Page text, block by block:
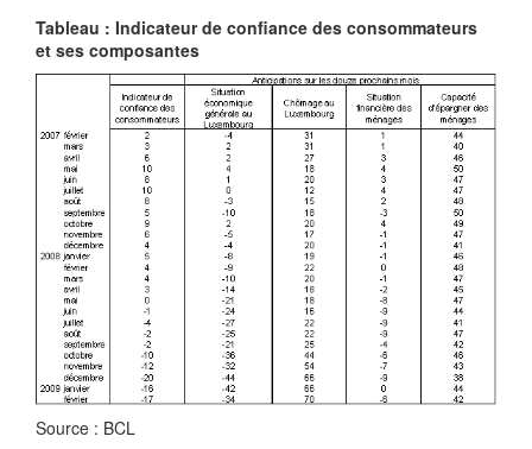
Tableau : Indicateur de confiance des consommateurs
et ses composantes
Source : BCL